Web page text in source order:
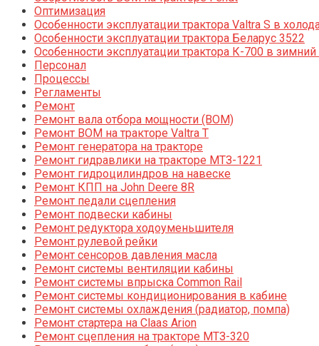
Оптимизация
Особенности эксплуатации трактора Valtra S в
Особенности эксплуатации трактора Беларус 3522
Особенности эксплуатации трактора К-700 в
Персонал
Процессы
Регламенты
Ремонт
Ремонт вала отбора мощности (ВОМ)
Ремонт ВОМ на тракторе Valtra T
Ремонт генератора на тракторе
Ремонт гидравлики на тракторе МТЗ-1221
Ремонт гидроцилиндров на навеске
Ремонт КПП на John Deere 8R
Ремонт педали сцепления
Ремонт подвески кабины
Ремонт редуктора ходоуменьшителя
Ремонт рулевой рейки
Ремонт сенсоров давления масла
Ремонт системы вентиляции кабины
Ремонт системы впрыска Common Rail
Ремонт системы кондиционирования в кабине
Ремонт системы охлаждения (радиатор, помпа)
Ремонт стартера на Claas Arion
Ремонт сцепления на тракторе МТЗ-320